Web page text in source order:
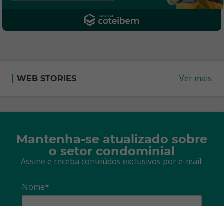
WEB STORIES Ver mais
Mantenha-se atualizado sobre
o setor condominial
Assine e receba conteúdos exclusivos por e-mail:
Nome*